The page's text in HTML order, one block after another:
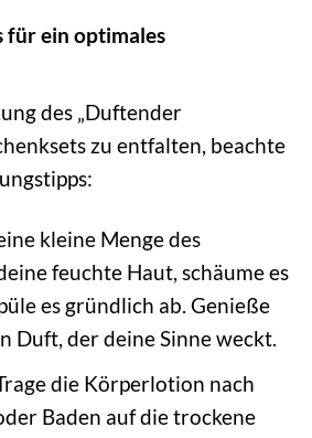
für ein optimales
des „Duftender
zu entfalten, beachte
kleine Menge des
feuchte Haut, schäume es
es gründlich ab. Genieße
Duft, der deine Sinne weckt.
die Körperlotion nach
Baden auf die trockene